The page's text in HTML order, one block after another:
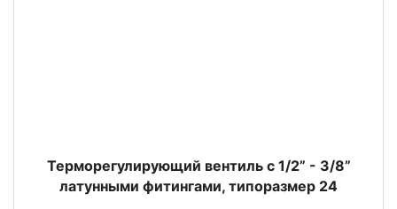
Терморегулирующий вентиль c 1/2” - 3/8”
латунными фитингами, типоразмер 24